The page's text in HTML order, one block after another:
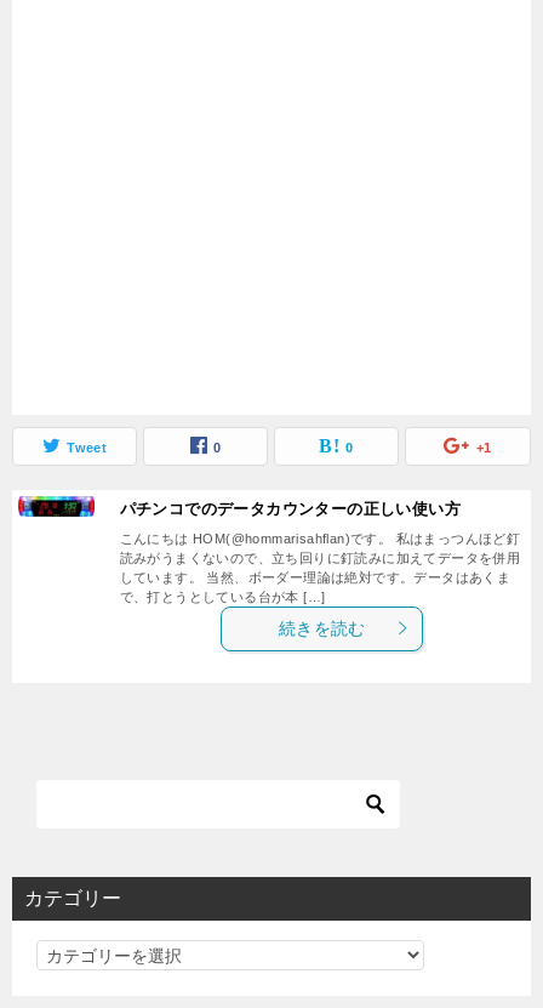
Tweet 0 0 +1
パチンコでのデータカウンターの正しい使い方
こんにちは HOM(@hommarisahflan)です。 私はまっつんほど釘
読みがうまくないので、立ち回りに釘読みに加えてデータを併用
しています。 当然、ボーダー理論は絶対です。データはあくま
で、打とうとしている台が本 […]
続きを読む
カテゴリー
カ